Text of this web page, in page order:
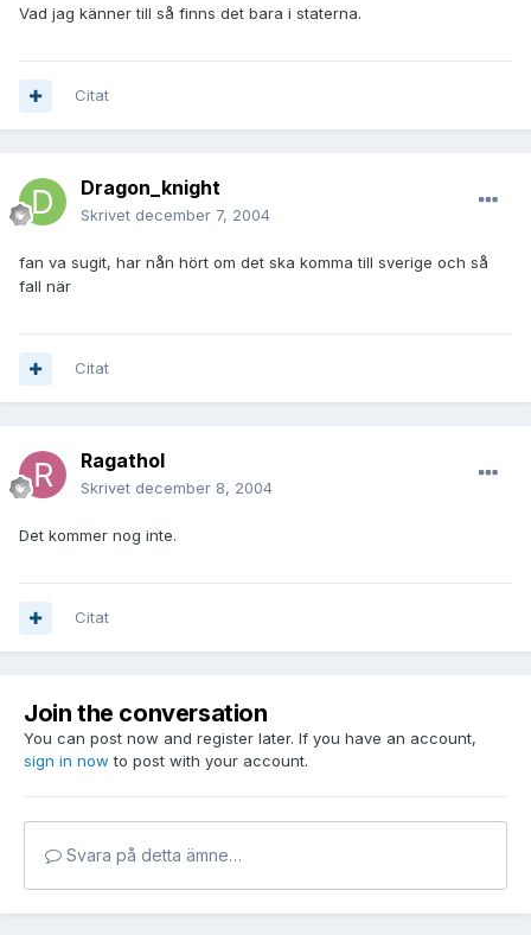
Vad jag känner till så finns det bara i staterna.
Citat
Dragon_knight
Skrivet december 7, 2004
fan va sugit, har nån hört om det ska komma till sverige och så
fall när
Citat
Ragathol
Skrivet december 8, 2004
Det kommer nog inte.
Citat
Join the conversation
You can post now and register later. If you have an account,
sign in now to post with your account.
Svara på detta ämne…